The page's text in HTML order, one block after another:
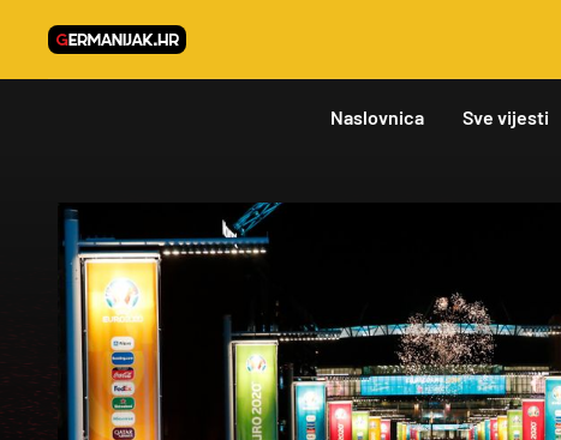
Naslovnica Sve vijesti